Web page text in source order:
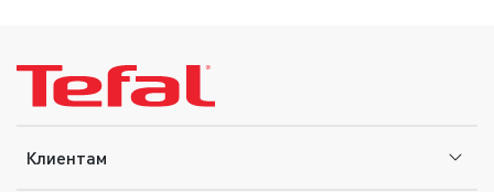
Клиентам